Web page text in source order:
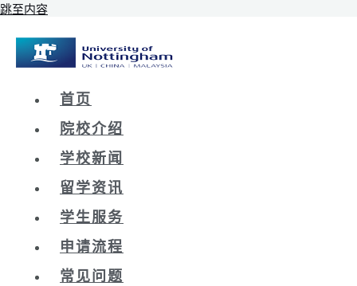
跳至内容
首页
院校介绍
学校新闻
留学资讯
学生服务
申请流程
常见问题